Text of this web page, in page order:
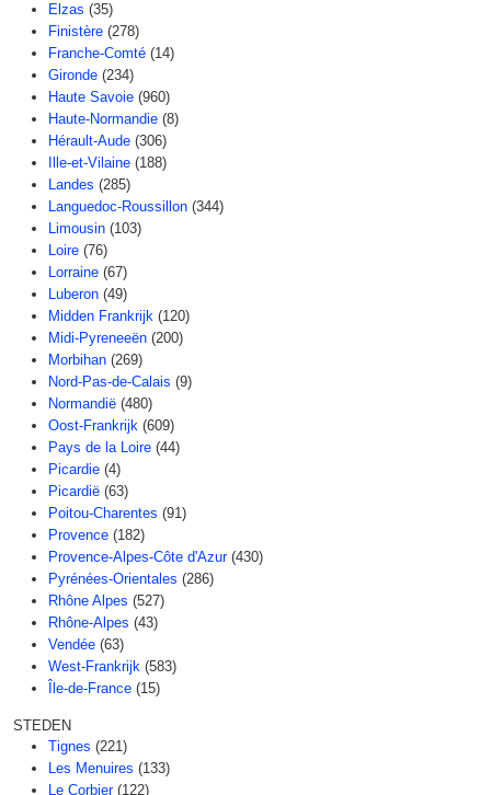
Elzas (35)
Finistère (278)
Franche-Comté (14)
Gironde (234)
Haute Savoie (960)
Haute-Normandie (8)
Hérault-Aude (306)
Ille-et-Vilaine (188)
Landes (285)
Languedoc-Roussillon (344)
Limousin (103)
Loire (76)
Lorraine (67)
Luberon (49)
Midden Frankrijk (120)
Midi-Pyreneeën (200)
Morbihan (269)
Nord-Pas-de-Calais (9)
Normandië (480)
Oost-Frankrijk (609)
Pays de la Loire (44)
Picardie (4)
Picardië (63)
Poitou-Charentes (91)
Provence (182)
Provence-Alpes-Côte d'Azur (430)
Pyrénées-Orientales (286)
Rhône Alpes (527)
Rhône-Alpes (43)
Vendée (63)
West-Frankrijk (583)
Île-de-France (15)
STEDEN
Tignes (221)
Les Menuires (133)
Le Corbier (122)